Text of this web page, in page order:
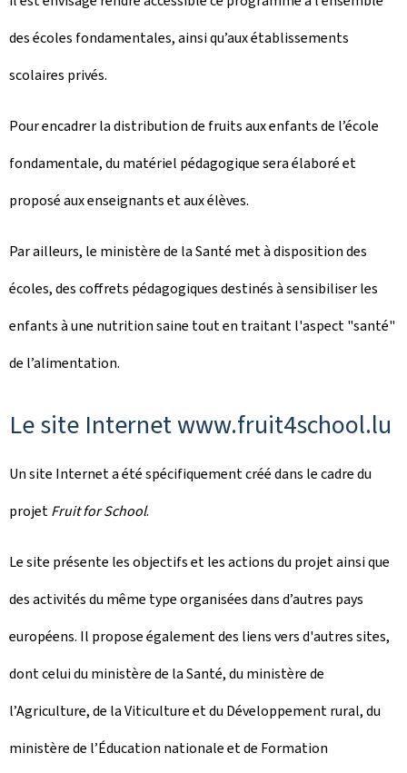
des écoles fondamentales, ainsi qu’aux établissements
scolaires privés.
Pour encadrer la distribution de fruits aux enfants de l’école
fondamentale, du matériel pédagogique sera élaboré et
proposé aux enseignants et aux élèves.
Par ailleurs, le ministère de la Santé met à disposition des
écoles, des coffrets pédagogiques destinés à sensibiliser les
enfants à une nutrition saine tout en traitant l'aspect "santé"
de l’alimentation.
Le site Internet www.fruit4school.lu
Un site Internet a été spécifiquement créé dans le cadre du
projetFruit for School.
Le site présente les objectifs et les actions du projet ainsi que
des activités du même type organisées dans d’autres pays
européens. Il propose également des liens vers d'autres sites,
dont celui du ministère de la Santé, du ministère de
l’Agriculture, de la Viticulture et du Développement rural, du
ministère de l’Éducation nationale et de Formation